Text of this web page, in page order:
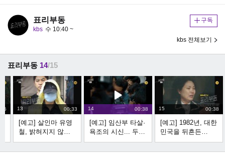
표리부동
kbs 수 10:40 ~
구독
kbs 전체보기
표리부동 14/15
13 00:33
[예고] 살인마 유영
철, 밝혀지지 않은
살인이 더 있다?! |
KBS 방송
14 00:38
[예고] 임산부 타살·
욕조의 시신... 두
사건의 결말은? |
KBS 방송
15 00:38
[예고] 1982년, 대한
민국을 뒤흔든
7,111억원의 사기
사건! | KBS 방송